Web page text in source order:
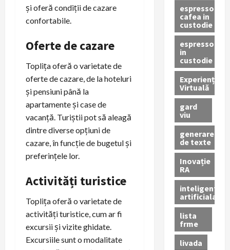
și oferă condiții de cazare
confortabile.
Oferte de cazare
Toplița oferă o varietate de
oferte de cazare, de la hoteluri
și pensiuni până la
apartamente și case de
vacanță. Turiștii pot să aleagă
dintre diverse opțiuni de
cazare, în funcție de bugetul și
preferințele lor.
Activități turistice
Toplița oferă o varietate de
activități turistice, cum ar fi
excursii și vizite ghidate.
Excursiile sunt o modalitate
espressor
cafea in
custodie
espressor
in
custodie
Experiență
Virtuală
gard
viu
generare
de texte
Inovație
RA
inteligenta
artificiala
lista
frme
livada